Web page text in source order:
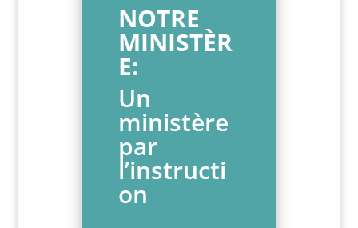
NOTRE
MINISTÈR
E:
Un
ministère
par
l’instructi
on